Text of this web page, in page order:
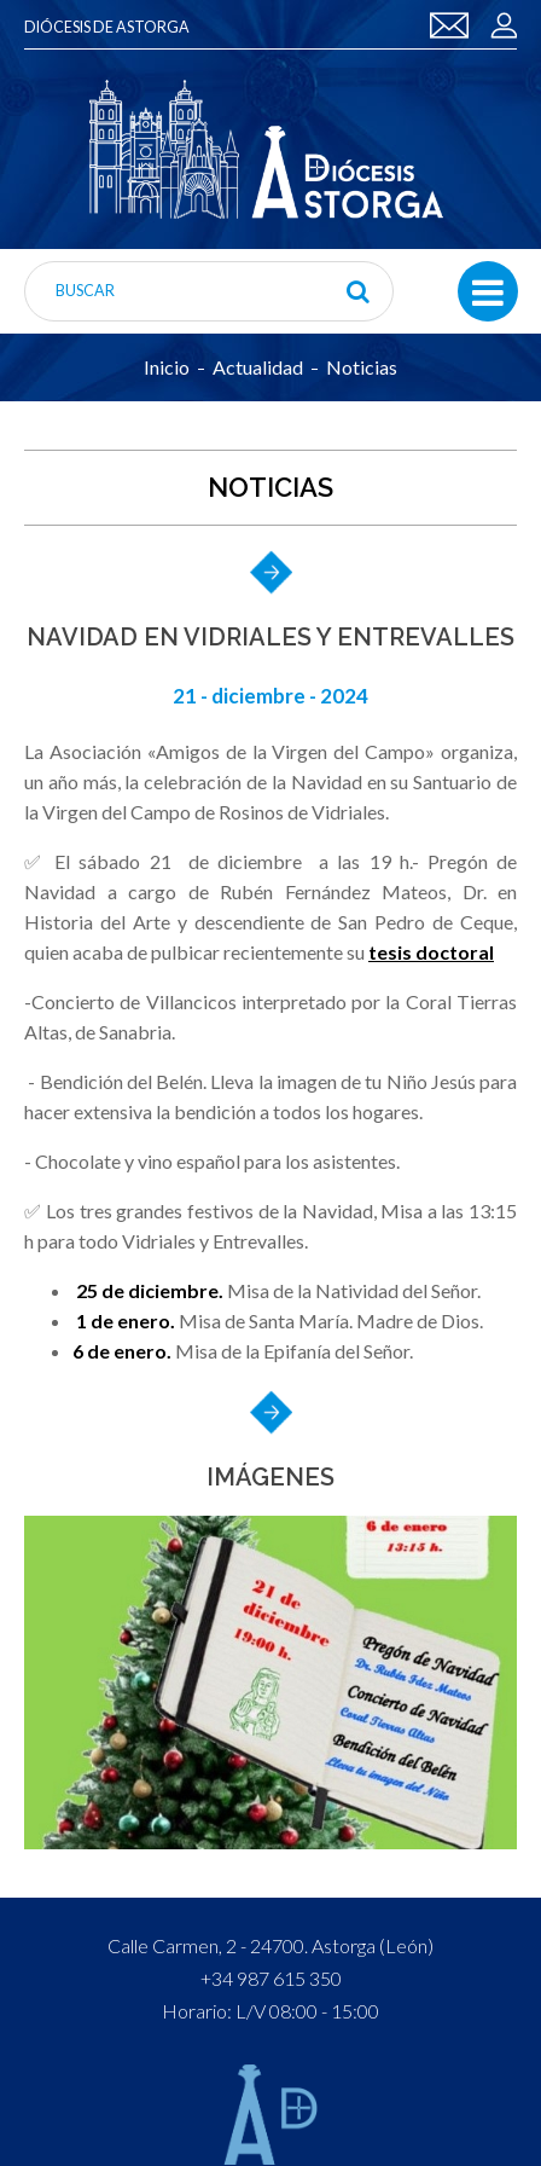
DIÓCESIS DE ASTORGA
Inicio Actualidad Noticias
NOTICIAS
NAVIDAD EN VIDRIALES Y ENTREVALLES
21 - diciembre - 2024
La Asociación «Amigos de la Virgen del Campo» organiza,
un año más, la celebración de la Navidad en su Santuario de
la Virgen del Campo de Rosinos de Vidriales.
✅ El sábado 21 de diciembre a las 19 h.- Pregón de
Navidad a cargo de Rubén Fernández Mateos, Dr. en
Historia del Arte y descendiente de San Pedro de Ceque,
quien acaba de pulbicar recientemente su tesis doctoral
-Concierto de Villancicos interpretado por la Coral Tierras
Altas, de Sanabria.
- Bendición del Belén. Lleva la imagen de tu Niño Jesús para
hacer extensiva la bendición a todos los hogares.
- Chocolate y vino español para los asistentes.
✅ Los tres grandes festivos de la Navidad, Misa a las 13:15
h para todo Vidriales y Entrevalles.
25 de diciembre. Misa de la Natividad del Señor.
1 de enero. Misa de Santa María. Madre de Dios.
6 de enero. Misa de la Epifanía del Señor.
IMÁGENES
Calle Carmen, 2 - 24700. Astorga (León)
+34 987 615 350
Horario: L/V 08:00 - 15:00